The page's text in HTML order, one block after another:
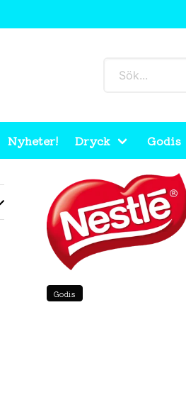
Nyheter! Dryck Godis
Godis